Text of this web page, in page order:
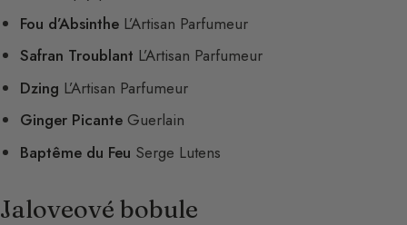
Fou d’Absinthe L’Artisan Parfumeur
Safran Troublant L’Artisan Parfumeur
Dzing L’Artisan Parfumeur
Ginger Picante Guerlain
Baptême du Feu Serge Lutens
Jaloveové bobule